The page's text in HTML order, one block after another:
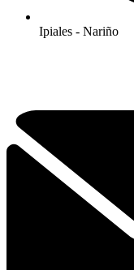
Ipiales - Nariño